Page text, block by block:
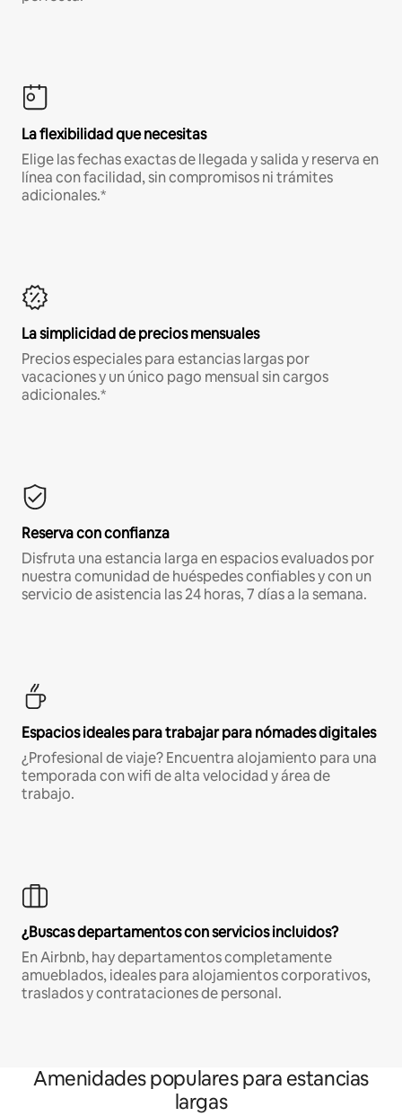
La flexibilidad que necesitas
Elige las fechas exactas de llegada y salida y reserva en
línea con facilidad, sin compromisos ni trámites
adicionales.*
La simplicidad de precios mensuales
Precios especiales para estancias largas por
vacaciones y un único pago mensual sin cargos
adicionales.*
Reserva con confianza
Disfruta una estancia larga en espacios evaluados por
nuestra comunidad de huéspedes confiables y con un
servicio de asistencia las 24 horas, 7 días a la semana.
Espacios ideales para trabajar para nómades digitales
¿Profesional de viaje? Encuentra alojamiento para una
temporada con wifi de alta velocidad y área de
trabajo.
¿Buscas departamentos con servicios incluidos?
En Airbnb, hay departamentos completamente
amueblados, ideales para alojamientos corporativos,
traslados y contrataciones de personal.
Amenidades populares para estancias
largas